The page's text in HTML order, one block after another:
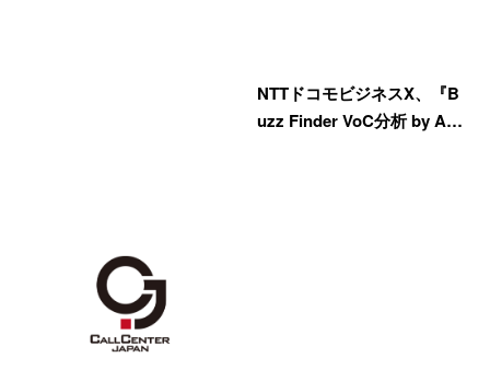
NTTドコモビジネスX、『B
uzz Finder VoC分析 by A…